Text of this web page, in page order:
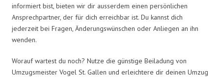
informiert bist, bieten wir dir ausserdem einen persönlichen
Ansprechpartner, der für dich erreichbar ist. Du kannst dich
jederzeit bei Fragen, Änderungswünschen oder Anliegen an ihn
wenden.
Worauf wartest du noch? Nutze die günstige Beiladung von
Umzugsmeister Vogel St. Gallen und erleichtere dir deinen Umzug